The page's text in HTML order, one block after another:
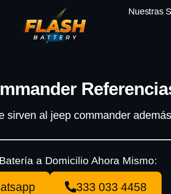
Nuestras
al jeep commander
a Domicilio Ahora Mismo:
333 033 4458